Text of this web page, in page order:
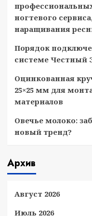
ногтевого
наращивания
Порядок
системе Честный
Оцинкованная
25×25 мм для
материалов
Овечье молоко:
новый тренд?
Архив
Август 2026
Июль 2026